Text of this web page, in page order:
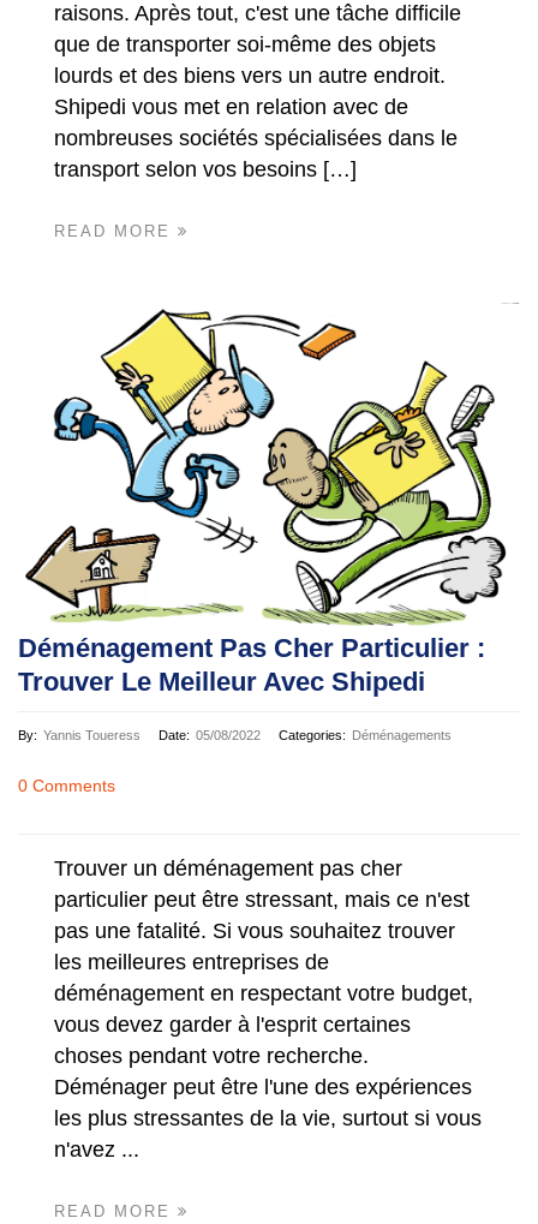
raisons. Après tout, c'est une tâche difficile
que de transporter soi-même des objets
lourds et des biens vers un autre endroit.
Shipedi vous met en relation avec de
nombreuses sociétés spécialisées dans le
transport selon vos besoins […]
READ MORE
Déménagement Pas Cher Particulier :
Trouver Le Meilleur Avec Shipedi
By: Yannis Toueress Date: 05/08/2022 Categories: Déménagements
0 Comments
Trouver un déménagement pas cher
particulier peut être stressant, mais ce n'est
pas une fatalité. Si vous souhaitez trouver
les meilleures entreprises de
déménagement en respectant votre budget,
vous devez garder à l'esprit certaines
choses pendant votre recherche.
Déménager peut être l'une des expériences
les plus stressantes de la vie, surtout si vous
n'avez ...
READ MORE